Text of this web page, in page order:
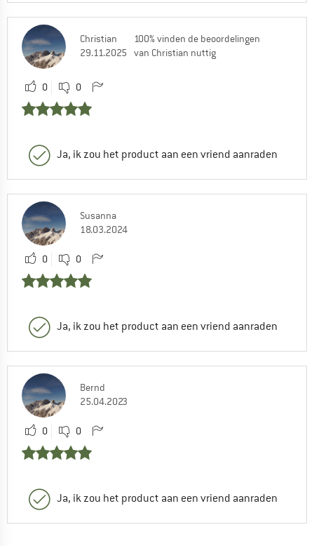
Christian
29.11.2025
100% vinden de beoordelingen
van Christian nuttig
0 0
Ja, ik zou het product aan een vriend aanraden
Susanna
18.03.2024
0 0
Ja, ik zou het product aan een vriend aanraden
Bernd
25.04.2023
0 0
Ja, ik zou het product aan een vriend aanraden